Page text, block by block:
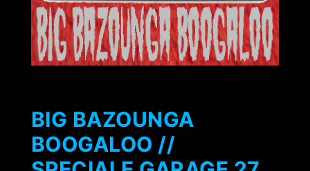
BIG BAZOUNGA
BOOGALOO //